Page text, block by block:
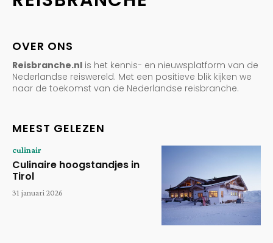
OVER ONS
Reisbranche.nl is het kennis- en nieuwsplatform van de
Nederlandse reiswereld. Met een positieve blik kijken we
naar de toekomst van de Nederlandse reisbranche.
MEEST GELEZEN
culinair
Culinaire hoogstandjes in
Tirol
31 januari 2026